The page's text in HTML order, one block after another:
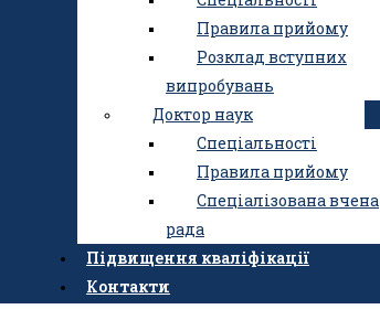
Правила прийому
Розклад вступних
випробувань
Доктор наук
Спеціальності
Правила прийому
Спеціалізована вчена
рада
Підвищення кваліфікації
Контакти